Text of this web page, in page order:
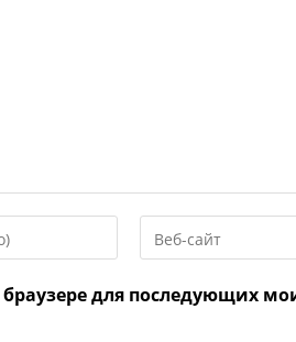
URL
веб-
для последующих